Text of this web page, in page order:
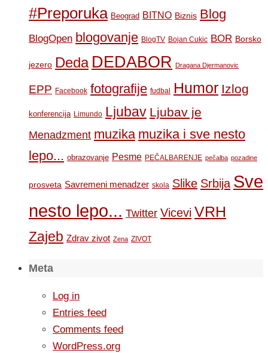
#Preporuka Beograd BITNO Biznis Blog
BlogOpen blogovanje BlogTV Bojan Cukic BOR Borsko
jezero Deda DEDABOR Dragana Djermanovic
EPP Facebook fotografije fudbal Humor Izlog
konferencija Limundo Ljubav Ljubav je
Menadzment muzika muzika i sve nesto
lepo... obrazovanje Pesme PEČALBARENJE pečalba pozadine
prosveta Savremeni menadzer skola Slike Srbija Sve
nesto lepo... Twitter Vicevi VRH
Zajeb Zdrav zivot Zena ZIVOT
Meta
Log in
Entries feed
Comments feed
WordPress.org